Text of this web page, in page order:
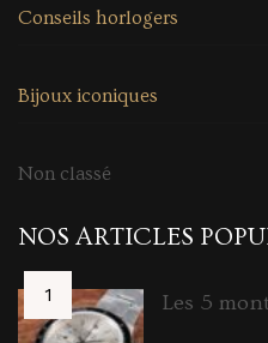
Conseils horlogers
Bijoux iconiques
Non classé
NOS ARTICLES
Les 5